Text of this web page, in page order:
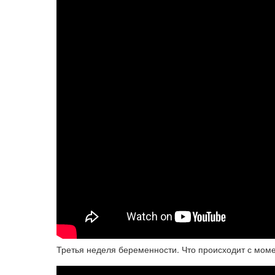
Третья неделя беременности. Что происходит с